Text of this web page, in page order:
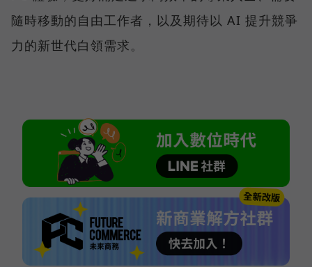
隨時移動的自由工作者，以及期待以 AI 提升競爭
力的新世代白領需求。